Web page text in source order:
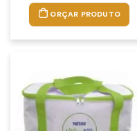
ORÇAR PRODUTO